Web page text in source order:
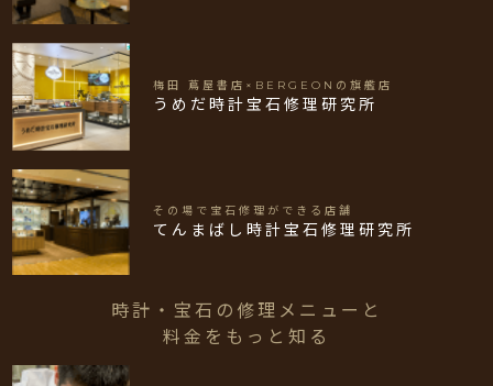
梅田 蔦屋書店×BERGEONの旗艦店
うめだ時計宝石修理研究所
その場で宝石修理ができる店舗
てんまばし時計宝石修理研究所
時計・宝石の修理メニューと
料金をもっと知る